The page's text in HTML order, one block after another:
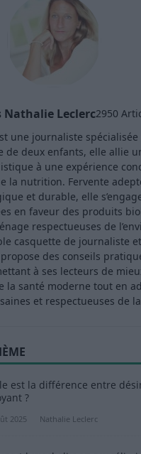
Nathalie Leclerc2950
une journaliste
de deux enfants, elle allie
à une expérience
la nutrition. Fervente
et durable, elle
en faveur des produits
respectueuses de
casquette de journaliste
des conseils
à ses lecteurs de
la santé moderne tout en
et respectueuses de
est la différence entre
?
2025 Nathalie Leclerc